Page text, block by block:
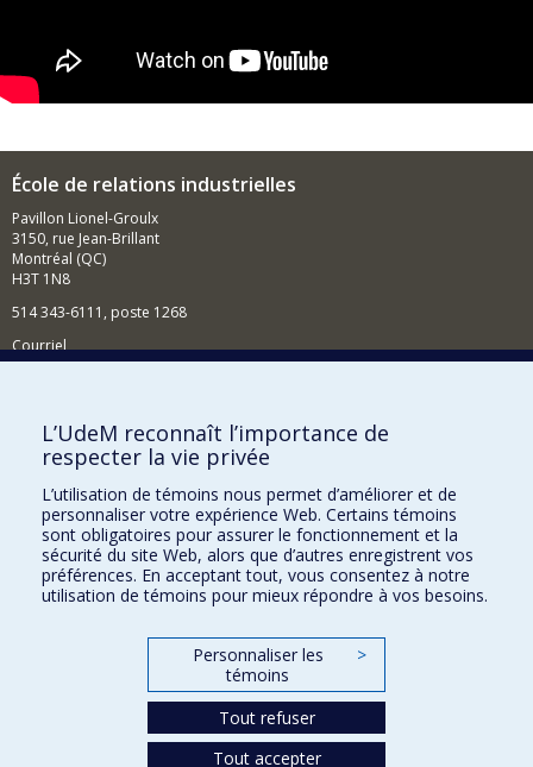
École de relations industrielles
Pavillon Lionel-Groulx
3150, rue Jean-Brillant
Montréal (QC)
H3T 1N8
514 343-6111, poste 1268
Courriel
Comment soutenir l'École?
BESOIN D'AIDE?
Plan du site
Signaler une erreur
Accessibilité
FACULTÉ DES ARTS ET DES SCIENCES
Nos départements et écoles
L’UdeM reconnaît l’importance de
respecter la vie privée
L’utilisation de témoins nous permet d’améliorer et de
personnaliser votre expérience Web. Certains témoins
sont obligatoires pour assurer le fonctionnement et la
sécurité du site Web, alors que d’autres enregistrent vos
préférences. En acceptant tout, vous consentez à notre
utilisation de témoins pour mieux répondre à vos besoins.
Personnaliser les
témoins
>
Tout refuser
Tout accepter